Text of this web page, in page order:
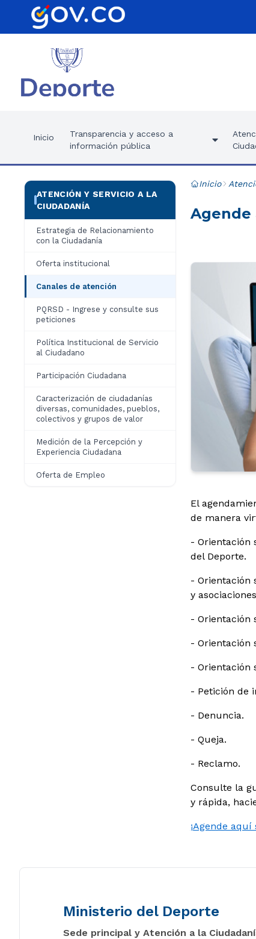
Inicio
Transparencia y acceso a
información pública
ATENCIÓN Y SERVICIO A LA
CIUDADANÍA
Estrategia de Relacionamiento
con la Ciudadanía
Oferta institucional
Canales de atención
PQRSD - Ingrese y consulte sus
peticiones
Política Institucional de Servicio
al Ciudadano
Participación Ciudadana
Caracterización de ciudadanías
diversas, comunidades, pueblos,
colectivos y grupos de valor
Medición de la Percepción y
Experiencia Ciudadana
Oferta de Empleo
Inicio
Agende
El
de manera
- Orientación
del Deporte.
- Orientación
y
- Orientación
- Orientación
- Orientación
- Petición de
- Denuncia.
- Queja.
- Reclamo.
Consulte la
y rápida,
¡Agende aquí
Ministerio del Deporte
Sede principal y Atención a la